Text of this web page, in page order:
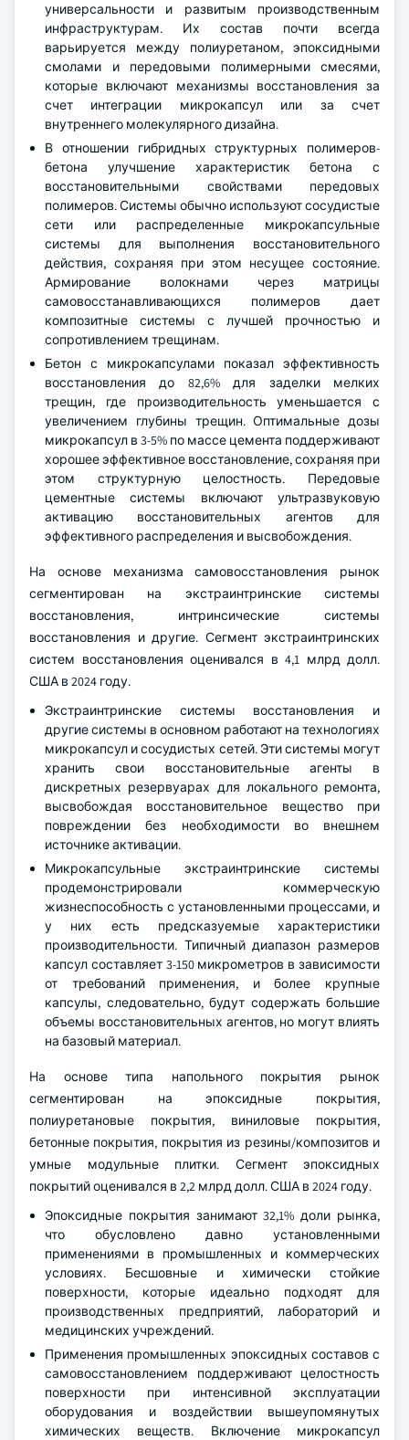
универсальности и развитым производственным
инфраструктурам. Их состав почти всегда
варьируется между полиуретаном, эпоксидными
смолами и передовыми полимерными смесями,
которые включают механизмы восстановления за
счет интеграции микрокапсул или за счет
внутреннего молекулярного дизайна.
В отношении гибридных структурных полимеров-
бетона улучшение характеристик бетона с
восстановительными свойствами передовых
полимеров. Системы обычно используют сосудистые
сети или распределенные микрокапсульные
системы для выполнения восстановительного
действия, сохраняя при этом несущее состояние.
Армирование волокнами через матрицы
самовосстанавливающихся полимеров дает
композитные системы с лучшей прочностью и
сопротивлением трещинам.
Бетон с микрокапсулами показал эффективность
восстановления до 82,6% для заделки мелких
трещин, где производительность уменьшается с
увеличением глубины трещин. Оптимальные дозы
микрокапсул в 3-5% по массе цемента поддерживают
хорошее эффективное восстановление, сохраняя при
этом структурную целостность. Передовые
цементные системы включают ультразвуковую
активацию восстановительных агентов для
эффективного распределения и высвобождения.
На основе механизма самовосстановления рынок
сегментирован на экстраинтринские системы
восстановления, интринсические системы
восстановления и другие. Сегмент экстраинтринских
систем восстановления оценивался в 4,1 млрд долл.
США в 2024 году.
Экстраинтринские системы восстановления и
другие системы в основном работают на технологиях
микрокапсул и сосудистых сетей. Эти системы могут
хранить свои восстановительные агенты в
дискретных резервуарах для локального ремонта,
высвобождая восстановительное вещество при
повреждении без необходимости во внешнем
источнике активации.
Микрокапсульные экстраинтринские системы
продемонстрировали коммерческую
жизнеспособность с установленными процессами, и
у них есть предсказуемые характеристики
производительности. Типичный диапазон размеров
капсул составляет 3-150 микрометров в зависимости
от требований применения, и более крупные
капсулы, следовательно, будут содержать большие
объемы восстановительных агентов, но могут влиять
на базовый материал.
На основе типа напольного покрытия рынок
сегментирован на эпоксидные покрытия,
полиуретановые покрытия, виниловые покрытия,
бетонные покрытия, покрытия из резины/композитов и
умные модульные плитки. Сегмент эпоксидных
покрытий оценивался в 2,2 млрд долл. США в 2024 году.
Эпоксидные покрытия занимают 32,1% доли рынка,
что обусловлено давно установленными
применениями в промышленных и коммерческих
условиях. Бесшовные и химически стойкие
поверхности, которые идеально подходят для
производственных предприятий, лабораторий и
медицинских учреждений.
Применения промышленных эпоксидных составов с
самовосстановлением поддерживают целостность
поверхности при интенсивной эксплуатации
оборудования и воздействии вышеупомянутых
химических веществ. Включение микрокапсул